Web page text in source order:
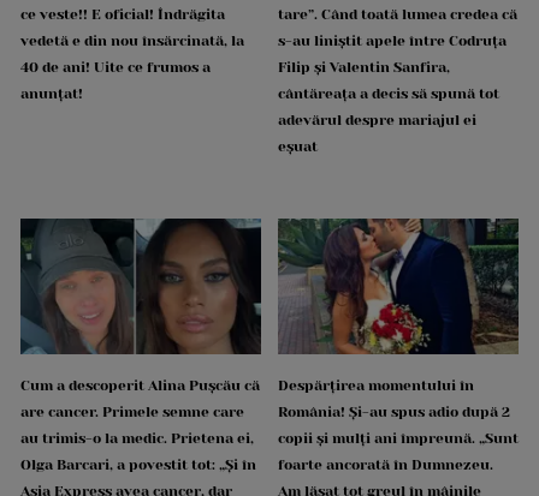
ce veste!! E oficial! Îndrăgita
vedetă e din nou însărcinată, la
40 de ani! Uite ce frumos a
anunțat!
tare”. Când toată lumea credea că
s-au liniștit apele între Codruța
Filip și Valentin Sanfira,
cântăreața a decis să spună tot
adevărul despre mariajul ei
eșuat
Cum a descoperit Alina Pușcău că
are cancer. Primele semne care
au trimis-o la medic. Prietena ei,
Olga Barcari, a povestit tot: „Și în
Asia Express avea cancer, dar
Despărțirea momentului în
România! Și-au spus adio după 2
copii și mulți ani împreună. „Sunt
foarte ancorată în Dumnezeu.
Am lăsat tot greul în mâinile